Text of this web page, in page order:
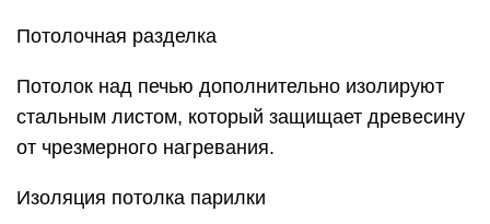
крепления каркаса необходимо предусмотреть
Схема устройства деревянного каркаса для
вагонки
Шаг 2. На стены выставляются рейки